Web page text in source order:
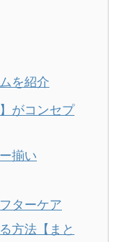
を紹介
がコンセプ
揃い
ターケア
方法【まと